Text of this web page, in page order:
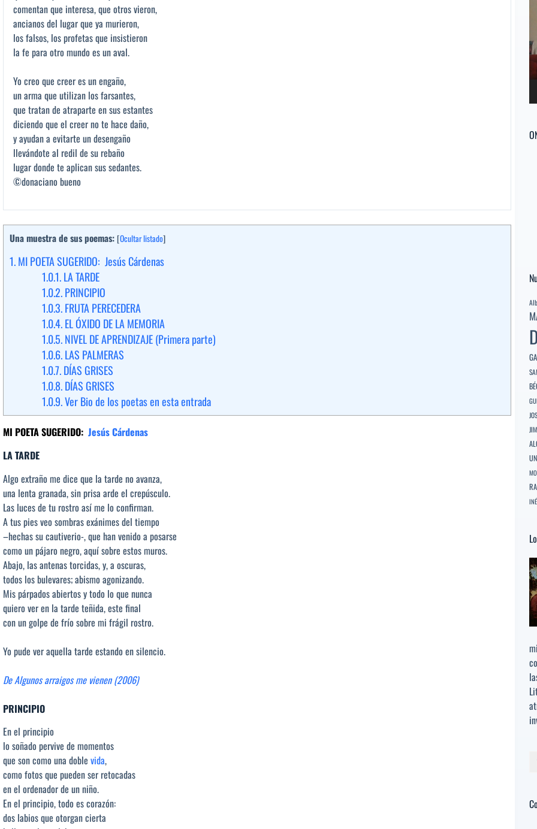
comentan que interesa, que otros vieron,
ancianos del lugar que ya murieron,
los falsos, los profetas que insistieron
la fe para otro mundo es un aval.
Yo creo que creer es un engaño,
un arma que utilizan los farsantes,
que tratan de atraparte en sus estantes
diciendo que el creer no te hace daño,
y ayudan a evitarte un desengaño
llevándote al redil de su rebaño
lugar donde te aplican sus sedantes.
©donaciano bueno
Una muestra de sus poemas: [Ocultar listado]
1.MI POETA SUGERIDO: Jesús Cárdenas
1.0.1.LA TARDE
1.0.2.PRINCIPIO
1.0.3.FRUTA PERECEDERA
1.0.4.EL ÓXIDO DE LA MEMORIA
1.0.5.NIVEL DE APRENDIZAJE (Primera parte)
1.0.6.LAS PALMERAS
1.0.7.DÍAS GRISES
1.0.8.DÍAS GRISES
1.0.9.Ver Bio de los poetas en esta entrada
MI POETA SUGERIDO: Jesús Cárdenas
LA TARDE
Algo extraño me dice que la tarde no avanza,
una lenta granada, sin prisa arde el crepúsculo.
Las luces de tu rostro así me lo confirman.
A tus pies veo sombras exánimes del tiempo
–hechas su cautiverio-, que han venido a posarse
como un pájaro negro, aquí sobre estos muros.
Abajo, las antenas torcidas, y, a oscuras,
todos los bulevares; abismo agonizando.
Mis párpados abiertos y todo lo que nunca
quiero ver en la tarde teñida, este final
con un golpe de frío sobre mi frágil rostro.
Yo pude ver aquella tarde estando en silencio.
De Algunos arraigos me vienen (2006)
PRINCIPIO
En el principio
lo soñado pervive de momentos
que son como una doble vida,
como fotos que pueden ser retocadas
en el ordenador de un niño.
En el principio, todo es corazón:
dos labios que otorgan cierta